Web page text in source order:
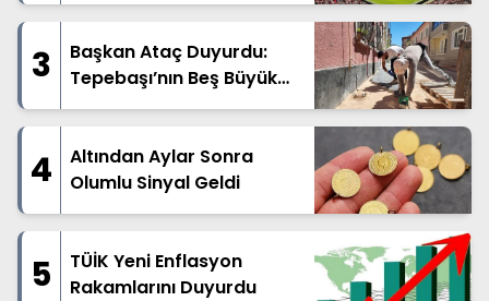
3
Başkan Ataç Duyurdu:
Tepebaşı’nın Beş Büyük
Mahallesinde Geniş
Başladı
4
Altından Aylar Sonra
Olumlu Sinyal Geldi
5
TÜİK Yeni Enflasyon
Rakamlarını Duyurdu